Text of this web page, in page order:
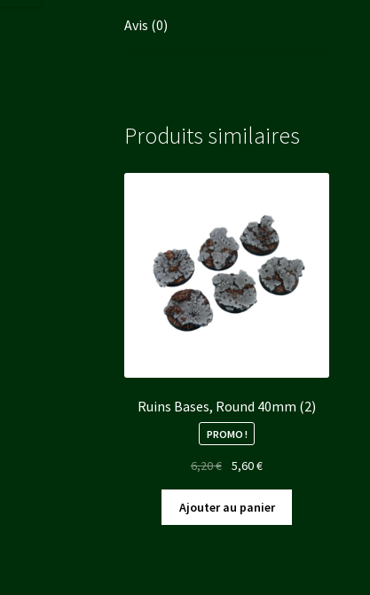
Avis (0)
Produits similaires
Ruins Bases, Round 40mm (2)
PROMO !
6,20€
Le
initial
était :
5,60€Le
actuel
est :
Ajouter au panier